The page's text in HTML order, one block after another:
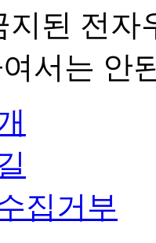
지된 전
서는 안
집거부